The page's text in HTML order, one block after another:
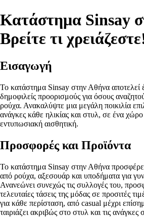
Κατάστημα Sinsay
Βρείτε τι
Εισαγωγή
Το κατάστημα Sinsay στην Αθήνα αποτελεί
δημοφιλείς προορισμούς για όσους
ρούχα. Ανακαλύψτε μια μεγάλη ποικιλία
ανάγκες κάθε ηλικίας και στυλ, σε ένα
εντυπωσιακή αισθητική.
Προσφορές και Προϊόντα
Το κατάστημα Sinsay στην Αθήνα
από ρούχα, αξεσουάρ και υποδήματα για
Ανανεώνει συνεχώς τις συλλογές του,
τελευταίες τάσεις της μόδας σε προσιτές
για κάθε περίσταση, από casual μέχρι
ταιριάζει ακριβώς στο στυλ και τις ανάγκες